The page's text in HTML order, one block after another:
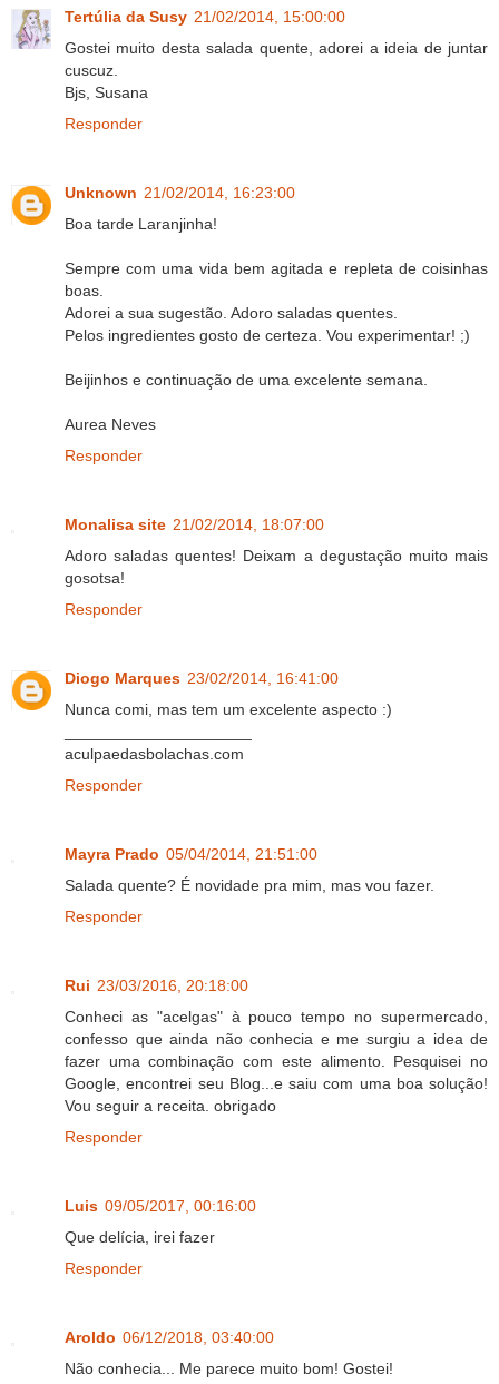
Tertúlia da Susy 21/02/2014, 15:00:00
Gostei muito desta salada quente, adorei a ideia de juntar
cuscuz.
Bjs, Susana
Responder
Unknown 21/02/2014, 16:23:00
Boa tarde Laranjinha!
Sempre com uma vida bem agitada e repleta de coisinhas
boas.
Adorei a sua sugestão. Adoro saladas quentes.
Pelos ingredientes gosto de certeza. Vou experimentar! ;)
Beijinhos e continuação de uma excelente semana.
Aurea Neves
Responder
Monalisa site 21/02/2014, 18:07:00
Adoro saladas quentes! Deixam a degustação muito mais
gosotsa!
Responder
Diogo Marques 23/02/2014, 16:41:00
Nunca comi, mas tem um excelente aspecto :)
aculpaedasbolachas.com
Responder
Mayra Prado 05/04/2014, 21:51:00
Salada quente? É novidade pra mim, mas vou fazer.
Responder
Rui 23/03/2016, 20:18:00
Conheci as "acelgas" à pouco tempo no supermercado,
confesso que ainda não conhecia e me surgiu a idea de
fazer uma combinação com este alimento. Pesquisei no
Google, encontrei seu Blog...e saiu com uma boa solução!
Vou seguir a receita. obrigado
Responder
Luis 09/05/2017, 00:16:00
Que delícia, irei fazer
Responder
Aroldo 06/12/2018, 03:40:00
Não conhecia... Me parece muito bom! Gostei!